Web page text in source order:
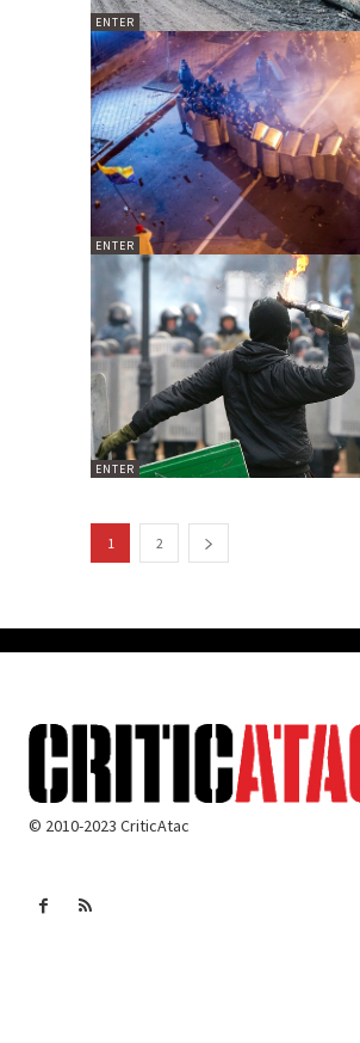
ENTER
ENTER
ENTER
1 2
© 2010-2023 CriticAtac